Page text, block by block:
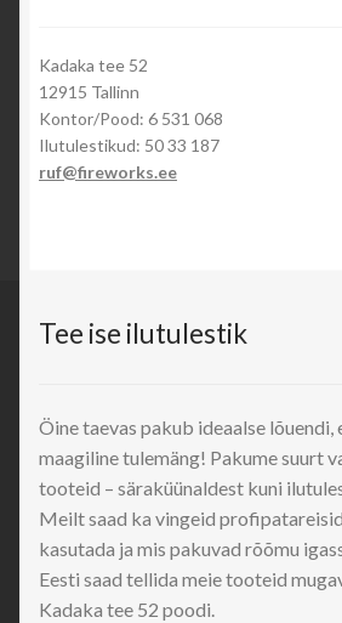
Kadaka tee 52
12915 Tallinn
Kontor/Pood: 6 531 068
Ilutulestikud: 50 33 187
ruf@fireworks.ee
Tee ise ilutulestik
Öine taevas pakub ideaalse lõuendi,
maagiline tulemäng! Pakume suurt
tooteid – säraküünaldest kuni
Meilt saad ka vingeid
kasutada ja mis pakuvad rõõmu
Eesti saad tellida meie tooteid
Kadaka tee 52 poodi.